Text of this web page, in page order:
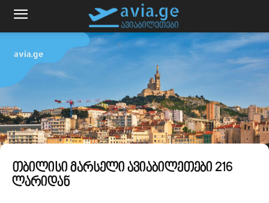
თბილისი მარსელი ავიაბილეთები 216
ლარიდან